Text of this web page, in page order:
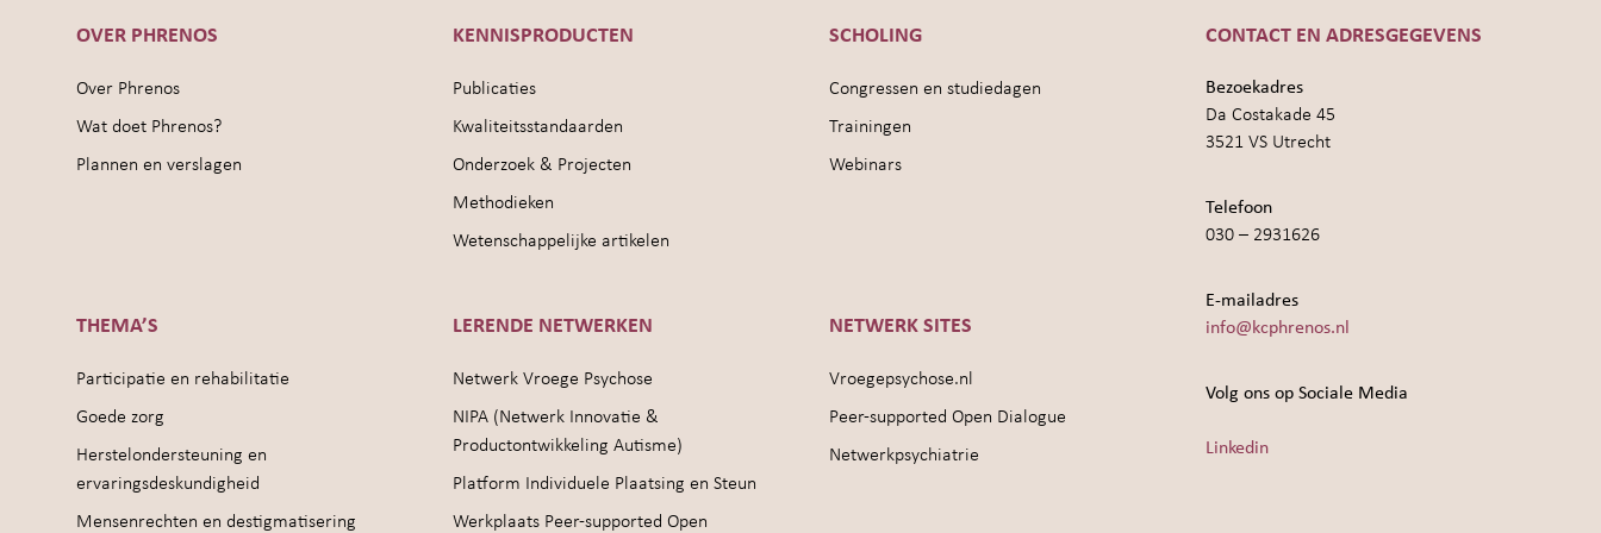
OVER PHRENOS
Over Phrenos
Wat doet Phrenos?
Plannen en verslagen
KENNISPRODUCTEN
Publicaties
Kwaliteitsstandaarden
Onderzoek & Projecten
Methodieken
Wetenschappelijke artikelen
SCHOLING
Congressen en studiedagen
Trainingen
Webinars
THEMA’S
Participatie en rehabilitatie
Goede zorg
Herstelondersteuning en
ervaringsdeskundigheid
Mensenrechten en destigmatisering
LERENDE NETWERKEN
Netwerk Vroege Psychose
NIPA (Netwerk Innovatie &
Productontwikkeling Autisme)
Platform Individuele Plaatsing en Steun
Werkplaats Peer-supported Open
NETWERK SITES
Vroegepsychose.nl
Peer-supported Open Dialogue
Netwerkpsychiatrie
CONTACT EN ADRESGEGEVENS
Bezoekadres
Da Costakade 45
3521 VS Utrecht
Telefoon
030 – 2931626
E-mailadres
info@kcphrenos.nl
Volg ons op Sociale Media
Linkedin